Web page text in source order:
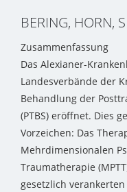
BERING, HORN,
Zusammenfassung
Das Alexianer-
Landesverbände der
Behandlung der
(PTBS) eröffnet. Dies
Vorzeichen: Das
Mehrdimensionalen
Traumatherapie
gesetzlich